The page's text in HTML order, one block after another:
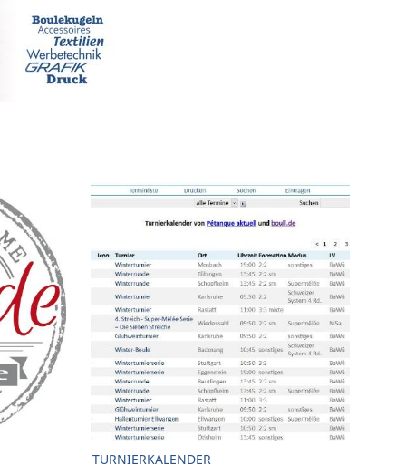
TURNIERKALENDER